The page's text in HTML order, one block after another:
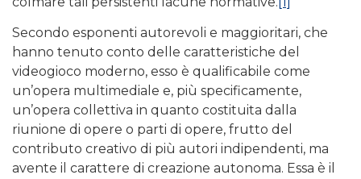
Secondo esponenti autorevoli e maggioritari, che
hanno tenuto conto delle caratteristiche del
videogioco moderno, esso è qualificabile come
un’opera multimediale e, più specificamente,
un’opera collettiva in quanto costituita dalla
riunione di opere o parti di opere, frutto del
contributo creativo di più autori indipendenti, ma
avente il carattere di creazione autonoma. Essa è il